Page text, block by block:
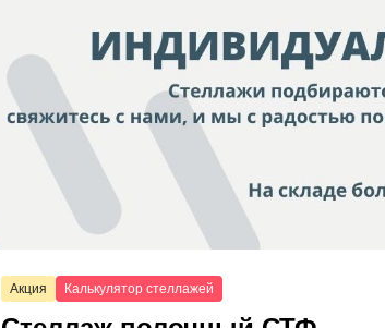
Акция Калькулятор стеллажей